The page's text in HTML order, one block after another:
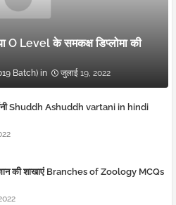
O Level के समकक्ष डिप्लोमा की
Batch) जुलाई 19, 2022
Shuddh Ashuddh vartani in hindi
की शाखाएं Branches of Zoology MCQs